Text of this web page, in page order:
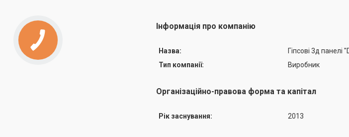
Інформація про компанію
Назва:
Гіпсові 3д панелі
Тип компанії:
Виробник
Організаційно-правова форма та капітал
Рік заснування: 2013